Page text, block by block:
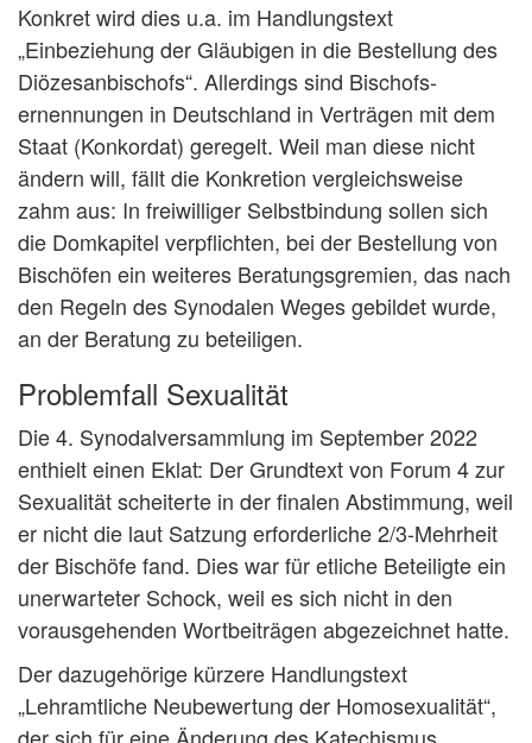
Konkret wird dies u.a. im Handlungstext
„Einbeziehung der Gläubigen in die Bestellung des
Diözesanbischofs“. Allerdings sind Bischofs­
ernennungen in Deutschland in Verträgen mit dem
Staat (Konkordat) geregelt. Weil man diese nicht
ändern will, fällt die Konkretion vergleichsweise
zahm aus: In freiwilliger Selbstbindung sollen sich
die Domkapitel verpflichten, bei der Bestellung von
Bischöfen ein weiteres Beratungsgremien, das nach
den Regeln des Synodalen Weges gebildet wurde,
an der Beratung zu beteiligen.
Problemfall Sexualität
Die 4. Synodalversammlung im September 2022
enthielt einen Eklat: Der Grundtext von Forum 4 zur
Sexualität scheiterte in der finalen Abstimmung, weil
er nicht die laut Satzung erforderliche 2/3-Mehrheit
der Bischöfe fand. Dies war für etliche Beteiligte ein
unerwarteter Schock, weil es sich nicht in den
vorausgehenden Wortbeiträgen abgezeichnet hatte.
Der dazugehörige kürzere Handlungstext
„Lehramtliche Neubewertung der Homosexualität“,